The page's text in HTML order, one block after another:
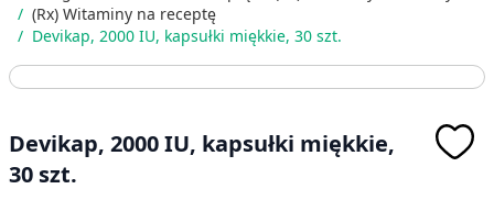
/ (Rx) Witaminy na receptę
/ Devikap, 2000 IU, kapsułki miękkie, 30 szt.
Devikap, 2000 IU, kapsułki miękkie,
30 szt.